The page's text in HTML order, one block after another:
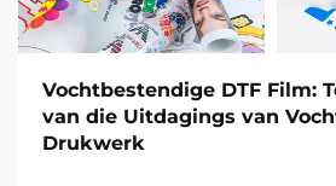
Vochtbestendige DTF Film:
van die Uitdagings van
Drukwerk